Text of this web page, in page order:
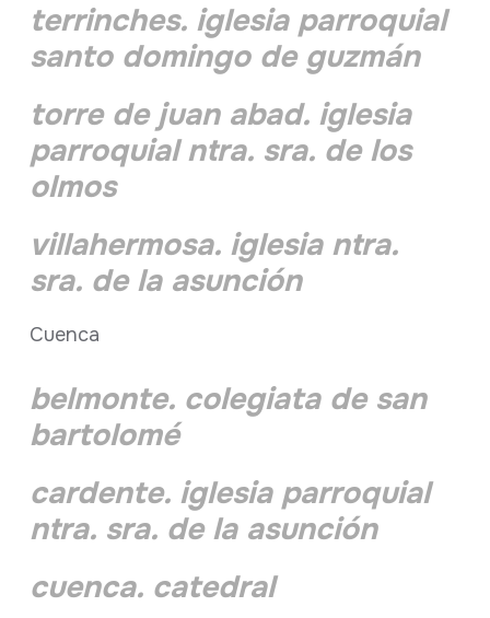
terrinches. iglesia parroquial
santo domingo de guzmán
torre de juan abad. iglesia
parroquial ntra. sra. de los
olmos
villahermosa. iglesia ntra.
sra. de la asunción
Cuenca
belmonte. colegiata de san
bartolomé
cardente. iglesia parroquial
ntra. sra. de la asunción
cuenca. catedral